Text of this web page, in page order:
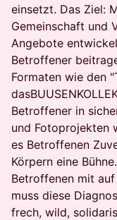
einsetzt. Das Ziel:
Gemeinschaft und
Angebote
Betroffener
Formaten wie den
Betroffener in
und Fotoprojekten
es Betroffenen
Körpern eine
Betroffenen mit
muss diese
frech, wild,